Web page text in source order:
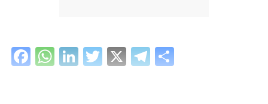
Facebook
WhatsApp
LinkedIn
Twitter
X Telegram